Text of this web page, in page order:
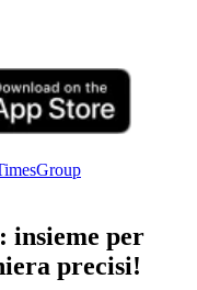
insieme per
precisi!